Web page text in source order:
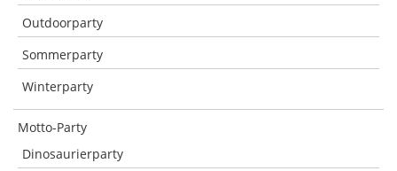
Outdoorparty
Sommerparty
Winterparty
Motto-Party
Dinosaurierparty